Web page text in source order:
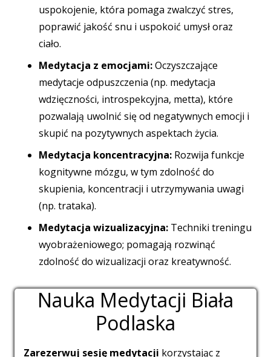
uspokojenie, która pomaga zwalczyć stres,
poprawić jakość snu i uspokoić umysł oraz
ciało.
Medytacja z emocjami:Oczyszczające
medytacje odpuszczenia (np. medytacja
wdzięczności, introspekcyjna, metta), które
pozwalają uwolnić się od negatywnych emocji i
skupić na pozytywnych aspektach życia.
Medytacja koncentracyjna: Rozwija funkcje
kognitywne mózgu, w tym zdolność do
skupienia, koncentracji i utrzymywania uwagi
(np. trataka).
Medytacja wizualizacyjna: Techniki treningu
wyobrażeniowego; pomagają rozwinąć
zdolność do wizualizacji oraz kreatywność.
Nauka Medytacji Biała
Podlaska
Zarezerwuj sesję medytacji korzystając z